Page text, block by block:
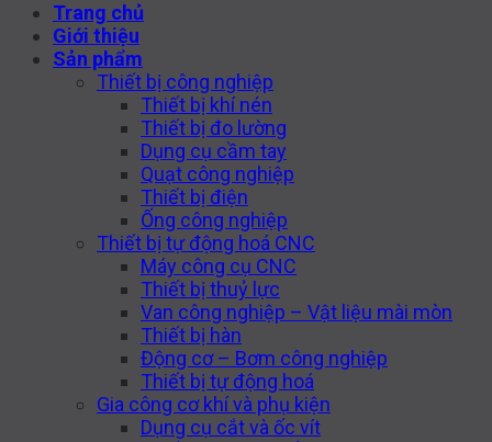
Trang chủ
Giới thiệu
Sản phẩm
Thiết bị công nghiệp
Thiết bị khí nén
Thiết bị đo lường
Dụng cụ cầm tay
Quạt công nghiệp
Thiết bị điện
Ống công nghiệp
Thiết bị tự động hoá CNC
Máy công cụ CNC
Thiết bị thuỷ lực
Van công nghiệp – Vật liệu mài mòn
Thiết bị hàn
Động cơ – Bơm công nghiệp
Thiết bị tự động hoá
Gia công cơ khí và phụ kiện
Dụng cụ cắt và ốc vít